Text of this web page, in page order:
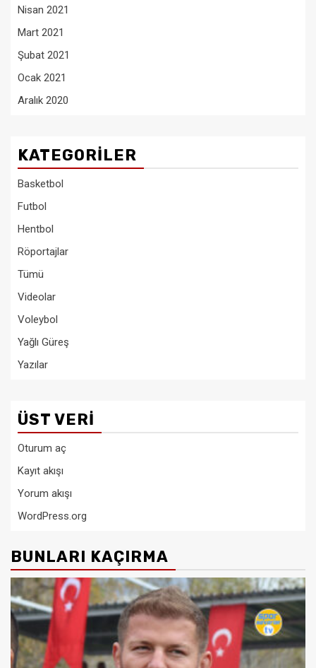
Nisan 2021
Mart 2021
Şubat 2021
Ocak 2021
Aralık 2020
KATEGORILER
Basketbol
Futbol
Hentbol
Röportajlar
Tümü
Videolar
Voleybol
Yağlı Güreş
Yazılar
ÜST VERI
Oturum aç
Kayıt akışı
Yorum akışı
WordPress.org
BUNLARI KAÇIRMA